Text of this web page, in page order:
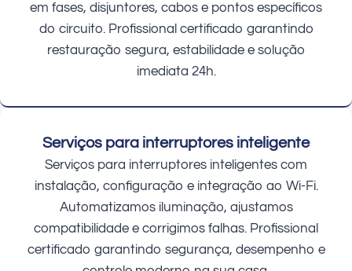
em fases, disjuntores, cabos e pontos específicos
do circuito. Profissional certificado garantindo
restauração segura, estabilidade e solução
imediata 24h.
Serviços para interruptores inteligente
Serviços para interruptores inteligentes com
instalação, configuração e integração ao Wi-Fi.
Automatizamos iluminação, ajustamos
compatibilidade e corrigimos falhas. Profissional
certificado garantindo segurança, desempenho e